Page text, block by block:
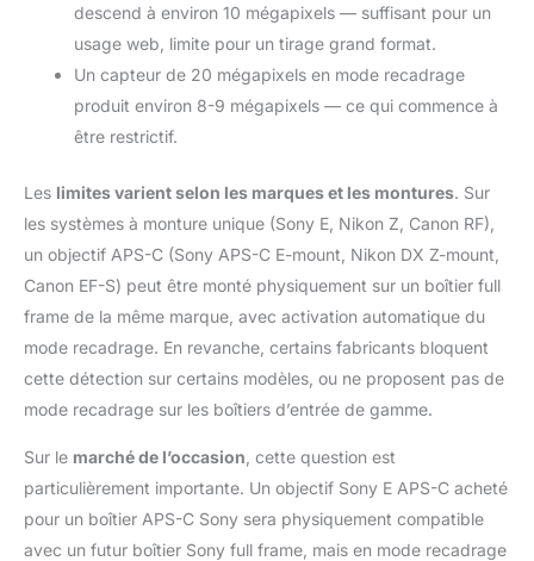
descend à environ 10 mégapixels — suffisant pour un
usage web, limite pour un tirage grand format.
Un capteur de 20 mégapixels en mode recadrage
produit environ 8-9 mégapixels — ce qui commence à
être restrictif.
Les limites varient selon les marques et les montures. Sur
les systèmes à monture unique (Sony E, Nikon Z, Canon RF),
un objectif APS-C (Sony APS-C E-mount, Nikon DX Z-mount,
Canon EF-S) peut être monté physiquement sur un boîtier full
frame de la même marque, avec activation automatique du
mode recadrage. En revanche, certains fabricants bloquent
cette détection sur certains modèles, ou ne proposent pas de
mode recadrage sur les boîtiers d’entrée de gamme.
Sur le marché de l’occasion , cette question est
particulièrement importante. Un objectif Sony E APS-C acheté
pour un boîtier APS-C Sony sera physiquement compatible
avec un futur boîtier Sony full frame, mais en mode recadrage